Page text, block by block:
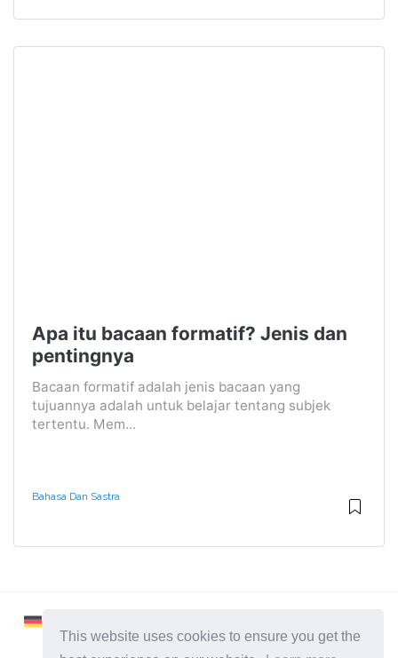
This website uses cookies to ensure you get the
Apa itu bacaan formatif? Jenis dan
pentingnya
Bacaan formatif adalah jenis bacaan yang
tujuannya adalah untuk belajar tentang subjek
tertentu. Mem...
Bahasa Dan Sastra